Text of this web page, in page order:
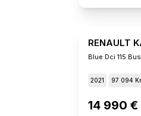
RENAULT
Blue Dci 115
2021 97 094
14 990 €